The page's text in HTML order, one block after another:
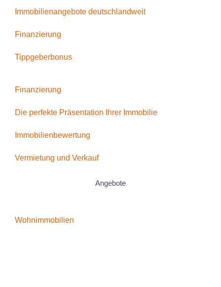
Immobilienangebote deutschlandweit
Finanzierung
Tippgeberbonus
Finanzierung
Die perfekte Präsentation Ihrer Immobilie
Immobilienbewertung
Vermietung und Verkauf
Angebote
Wohnimmobilien